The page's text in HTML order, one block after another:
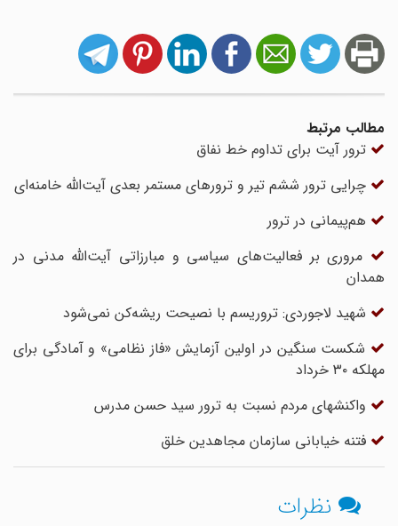
مطالب مرتبط
ترور آیت برای تداوم خط نفاق
چرایی ترور ششم تیر و ترورهای مستمر بعدی آیت‌الله خامنه‌ای
هم‌پیمانی در ترور
مروری بر فعالیت‌های سیاسی و مبارزاتی آیت‌الله مدنی در
همدان
شهید لاجوردی: تروریسم با نصیحت ریشه‌کن نمی‌شود
شکست سنگین در اولین آزمایش «فاز نظامی» و آمادگی برای
مهلکه ۳۰ خرداد
واکنشهای مردم نسبت به ترور سید حسن مدرس
فتنه خیابانی سازمان مجاهدین خلق
نظرات